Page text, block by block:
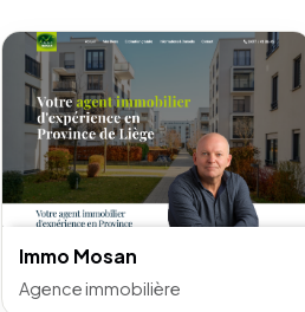
Immo Mosan
Agence immobilière